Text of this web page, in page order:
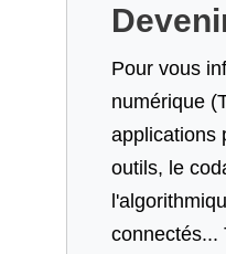
Pour vous
numérique
applications
outils, le
connectés...